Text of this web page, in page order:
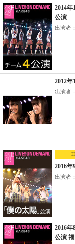
2014年
公演
出演者
2012年
出演者
2016年
出演者
2016年
公演